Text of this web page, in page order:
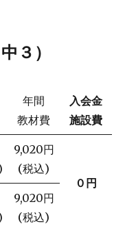
３）
年間
教材費
入会金
施設費
9,020円
(税込)
０円
9,020円
(税込)